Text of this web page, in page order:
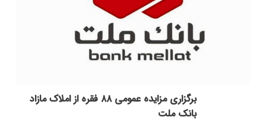
برگزاری مزایده عمومی ۸۸ فقره از املاک مازاد
بانک ملت